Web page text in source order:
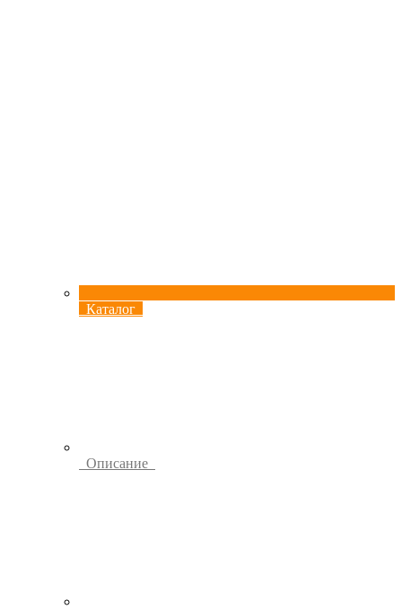
Каталог
Описание